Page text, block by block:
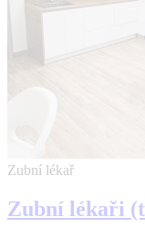
Zubní lékař
Zubní lékaři